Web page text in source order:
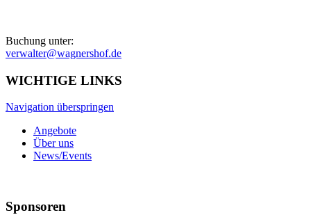
Buchung unter:
verwalter@wagnershof.de
WICHTIGE LINKS
Navigation überspringen
Angebote
Über uns
News/Events
Sponsoren